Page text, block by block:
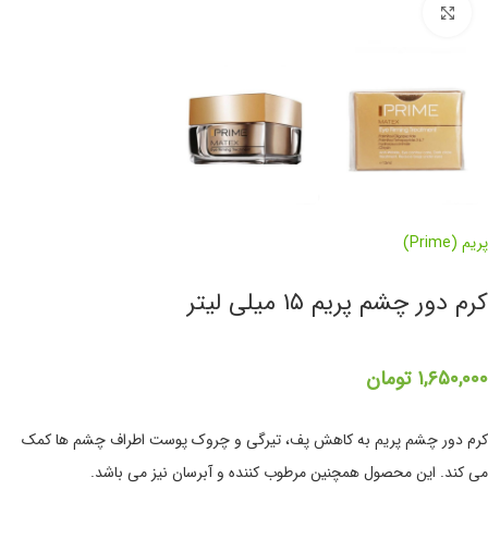
پریم (Prime)
کرم دور چشم پریم ۱۵ میلی لیتر
۱,۶۵۰,۰۰۰ تومان
کرم دور چشم پریم به کاهش پف، تیرگی و چروک پوست اطراف چشم ها کمک
می کند. این محصول همچنین مرطوب کننده و آبرسان نیز می باشد.